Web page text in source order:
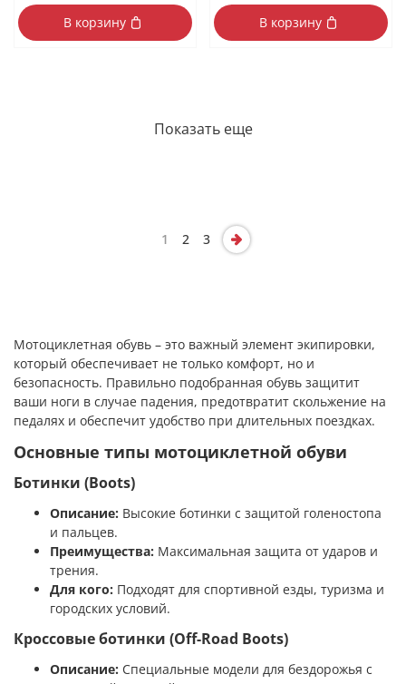
В корзину В корзину
Показать еще
1 2 3
Мотоциклетная обувь – это важный элемент экипировки,
который обеспечивает не только комфорт, но и
безопасность. Правильно подобранная обувь защитит
ваши ноги в случае падения, предотвратит скольжение на
педалях и обеспечит удобство при длительных поездках.
Основные типы мотоциклетной обуви
Ботинки (Boots)
Описание: Высокие ботинки с защитой голеностопа
и пальцев.
Преимущества: Максимальная защита от ударов и
трения.
Для кого: Подходят для спортивной езды, туризма и
городских условий.
Кроссовые ботинки (Off-Road Boots)
Описание: Специальные модели для бездорожья с